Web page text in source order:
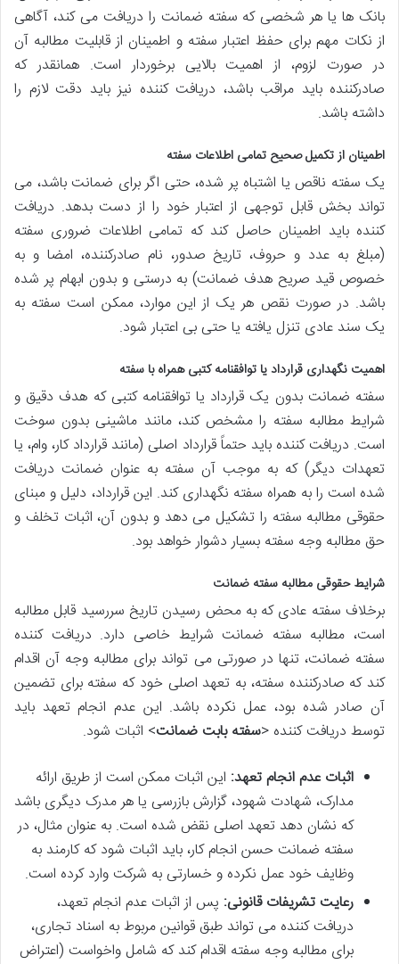
بانک ها یا هر شخصی که سفته ضمانت را دریافت می کند، آگاهی
از نکات مهم برای حفظ اعتبار سفته و اطمینان از قابلیت مطالبه آن
در صورت لزوم، از اهمیت بالایی برخوردار است. همانقدر که
صادرکننده باید مراقب باشد، دریافت کننده نیز باید دقت لازم را
داشته باشد.
اطمینان از تکمیل صحیح تمامی اطلاعات سفته
یک سفته ناقص یا اشتباه پر شده، حتی اگر برای ضمانت باشد، می
تواند بخش قابل توجهی از اعتبار خود را از دست بدهد. دریافت
کننده باید اطمینان حاصل کند که تمامی اطلاعات ضروری سفته
(مبلغ به عدد و حروف، تاریخ صدور، نام صادرکننده، امضا و به
خصوص قید صریح هدف ضمانت) به درستی و بدون ابهام پر شده
باشد. در صورت نقص هر یک از این موارد، ممکن است سفته به
یک سند عادی تنزل یافته یا حتی بی اعتبار شود.
اهمیت نگهداری قرارداد یا توافقنامه کتبی همراه با سفته
سفته ضمانت بدون یک قرارداد یا توافقنامه کتبی که هدف دقیق و
شرایط مطالبه سفته را مشخص کند، مانند ماشینی بدون سوخت
است. دریافت کننده باید حتماً قرارداد اصلی (مانند قرارداد کار، وام، یا
تعهدات دیگر) که به موجب آن سفته به عنوان ضمانت دریافت
شده است را به همراه سفته نگهداری کند. این قرارداد، دلیل و مبنای
حقوقی مطالبه سفته را تشکیل می دهد و بدون آن، اثبات تخلف و
حق مطالبه وجه سفته بسیار دشوار خواهد بود.
شرایط حقوقی مطالبه سفته ضمانت
برخلاف سفته عادی که به محض رسیدن تاریخ سررسید قابل مطالبه
است، مطالبه سفته ضمانت شرایط خاصی دارد. دریافت کننده
سفته ضمانت، تنها در صورتی می تواند برای مطالبه وجه آن اقدام
کند که صادرکننده سفته، به تعهد اصلی خود که سفته برای تضمین
آن صادر شده بود، عمل نکرده باشد. این عدم انجام تعهد باید
توسط دریافت کننده <سفته بابت ضمانت> اثبات شود.
اثبات عدم انجام تعهد: این اثبات ممکن است از طریق ارائه
مدارک، شهادت شهود، گزارش بازرسی یا هر مدرک دیگری باشد
که نشان دهد تعهد اصلی نقض شده است. به عنوان مثال، در
سفته ضمانت حسن انجام کار، باید اثبات شود که کارمند به
وظایف خود عمل نکرده و خسارتی به شرکت وارد کرده است.
رعایت تشریفات قانونی: پس از اثبات عدم انجام تعهد،
دریافت کننده می تواند طبق قوانین مربوط به اسناد تجاری،
برای مطالبه وجه سفته اقدام کند که شامل واخواست (اعتراض